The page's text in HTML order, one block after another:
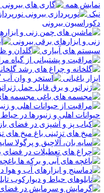
نمایش همه
نیک
دکوراسیون بیرونی
زنی و ابزارهای برقی بیرونی
سیستم های آبیاری
ابزار باغبانی
مجسمه
حیوانات اهلی و زنبورها در
میخ های